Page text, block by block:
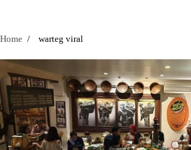
Home warteg viral